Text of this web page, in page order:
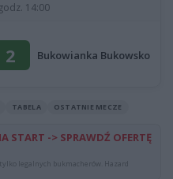
14:00
2 Bukowianka Bukowsko
TABELA OSTATNIE MECZE
START -> SPRAWDŹ OFERTĘ
legalnych bukmacherów. Hazard